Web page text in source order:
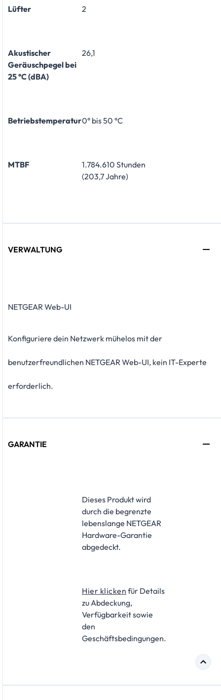
Lüfter 2
Akustischer
Geräuschpegel bei
25 °C (dBA)
26,1
Betriebstemperatur0° bis 50 °C
MTBF
1.784.610 Stunden
(203,7 Jahre)
VERWALTUNG
NETGEAR Web-UI
Konfiguriere dein Netzwerk mühelos mit der
benutzerfreundlichen NETGEAR Web-UI, kein IT-Experte
erforderlich.
GARANTIE
​Dieses Produkt wird
durch die begrenzte
lebenslange NETGEAR
Hardware-Garantie
abgedeckt.
Hier klicken für Details
zu Abdeckung,
Verfügbarkeit sowie
den
Geschäftsbedingungen.